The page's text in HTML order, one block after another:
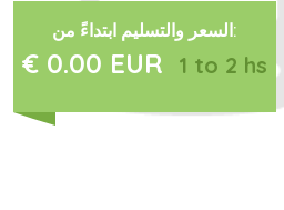
السعر والتسليم ابتداءً من:
€ 0.00 EUR 1 to 2 hs